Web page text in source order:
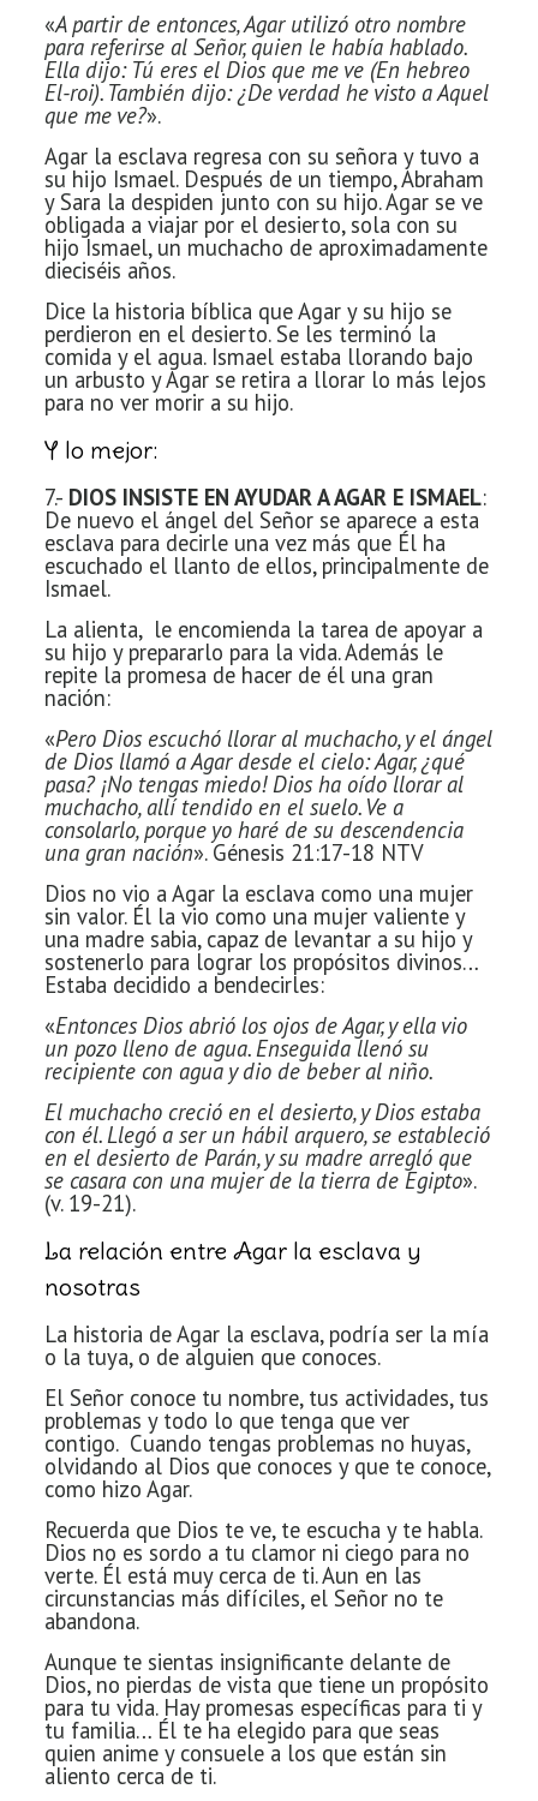
«A partir de entonces, Agar utilizó otro nombre
para referirse al Señor, quien le había hablado.
Ella dijo: Tú eres el Dios que me ve (En hebreo
El-roi). También dijo: ¿De verdad he visto a Aquel
que me ve?».
Agar la esclava regresa con su señora y tuvo a
su hijo Ismael. Después de un tiempo, Abraham
y Sara la despiden junto con su hijo. Agar se ve
obligada a viajar por el desierto, sola con su
hijo Ismael, un muchacho de aproximadamente
dieciséis años.
Dice la historia bíblica que Agar y su hijo se
perdieron en el desierto. Se les terminó la
comida y el agua. Ismael estaba llorando bajo
un arbusto y Agar se retira a llorar lo más lejos
para no ver morir a su hijo.
Y lo mejor:
7.- DIOS INSISTE EN AYUDAR A AGAR E ISMAEL:
De nuevo el ángel del Señor se aparece a esta
esclava para decirle una vez más que Él ha
escuchado el llanto de ellos, principalmente de
Ismael.
La alienta, le encomienda la tarea de apoyar a
su hijo y prepararlo para la vida. Además le
repite la promesa de hacer de él una gran
nación:
«Pero Dios escuchó llorar al muchacho, y el ángel
de Dios llamó a Agar desde el cielo: Agar, ¿qué
pasa? ¡No tengas miedo! Dios ha oído llorar al
muchacho, allí tendido en el suelo. Ve a
consolarlo, porque yo haré de su descendencia
una gran nación». Génesis 21:17-18 NTV
Dios no vio a Agar la esclava como una mujer
sin valor. Él la vio como una mujer valiente y
una madre sabia, capaz de levantar a su hijo y
sostenerlo para lograr los propósitos divinos…
Estaba decidido a bendecirles:
«Entonces Dios abrió los ojos de Agar, y ella vio
un pozo lleno de agua. Enseguida llenó su
recipiente con agua y dio de beber al niño.
El muchacho creció en el desierto, y Dios estaba
con él. Llegó a ser un hábil arquero, se estableció
en el desierto de Parán, y su madre arregló que
se casara con una mujer de la tierra de Egipto».
(v. 19-21).
La relación entre Agar la esclava y
nosotras
La historia de Agar la esclava, podría ser la mía
o la tuya, o de alguien que conoces.
El Señor conoce tu nombre, tus actividades, tus
problemas y todo lo que tenga que ver
contigo. Cuando tengas problemas no huyas,
olvidando al Dios que conoces y que te conoce,
como hizo Agar.
Recuerda que Dios te ve, te escucha y te habla.
Dios no es sordo a tu clamor ni ciego para no
verte. Él está muy cerca de ti. Aun en las
circunstancias más difíciles, el Señor no te
abandona.
Aunque te sientas insignificante delante de
Dios, no pierdas de vista que tiene un propósito
para tu vida. Hay promesas específicas para ti y
tu familia… Él te ha elegido para que seas
quien anime y consuele a los que están sin
aliento cerca de ti.